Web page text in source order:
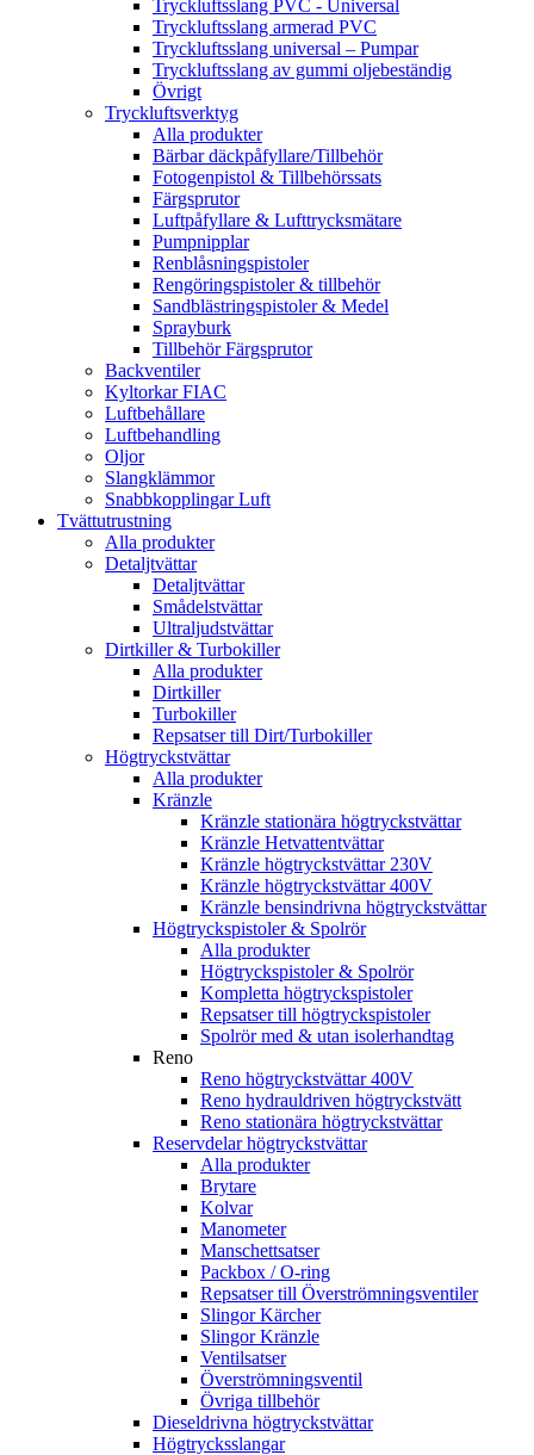
Tryckluftsslang PVC - Universal
Tryckluftsslang armerad PVC
Tryckluftsslang universal – Pumpar
Tryckluftsslang av gummi oljebeständig
Övrigt
Tryckluftsverktyg
Alla produkter
Bärbar däckpåfyllare/Tillbehör
Fotogenpistol & Tillbehörssats
Färgsprutor
Luftpåfyllare & Lufttrycksmätare
Pumpnipplar
Renblåsningspistoler
Rengöringspistoler & tillbehör
Sandblästringspistoler & Medel
Sprayburk
Tillbehör Färgsprutor
Backventiler
Kyltorkar FIAC
Luftbehållare
Luftbehandling
Oljor
Slangklämmor
Snabbkopplingar Luft
Tvättutrustning
Alla produkter
Detaljtvättar
Detaljtvättar
Smådelstvättar
Ultraljudstvättar
Dirtkiller & Turbokiller
Alla produkter
Dirtkiller
Turbokiller
Repsatser till Dirt/Turbokiller
Högtryckstvättar
Alla produkter
Kränzle
Kränzle stationära högtryckstvättar
Kränzle Hetvattentvättar
Kränzle högtryckstvättar 230V
Kränzle högtryckstvättar 400V
Kränzle bensindrivna högtryckstvättar
Högtryckspistoler & Spolrör
Alla produkter
Högtryckspistoler & Spolrör
Kompletta högtryckspistoler
Repsatser till högtryckspistoler
Spolrör med & utan isolerhandtag
Reno
Reno högtryckstvättar 400V
Reno hydrauldriven högtryckstvätt
Reno stationära högtryckstvättar
Reservdelar högtryckstvättar
Alla produkter
Brytare
Kolvar
Manometer
Manschettsatser
Packbox / O-ring
Repsatser till Överströmningsventiler
Slingor Kärcher
Slingor Kränzle
Ventilsatser
Överströmningsventil
Övriga tillbehör
Dieseldrivna högtryckstvättar
Högtrycksslangar